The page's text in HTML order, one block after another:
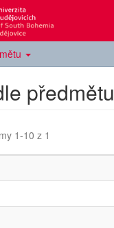
předmětu
1-10 z 1